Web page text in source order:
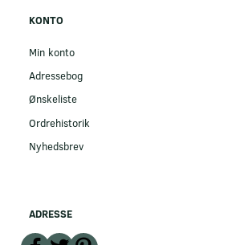
KONTO
Min konto
Adressebog
Ønskeliste
Ordrehistorik
Nyhedsbrev
ADRESSE